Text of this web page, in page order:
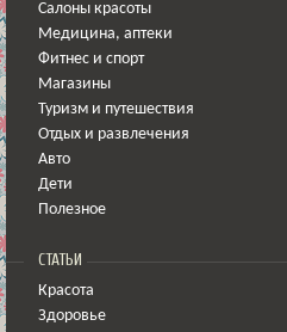
Салоны красоты
Медицина, аптеки
Фитнес и спорт
Магазины
Туризм и путешествия
Отдых и развлечения
Авто
Дети
Полезное
СТАТЬИ
Красота
Здоровье